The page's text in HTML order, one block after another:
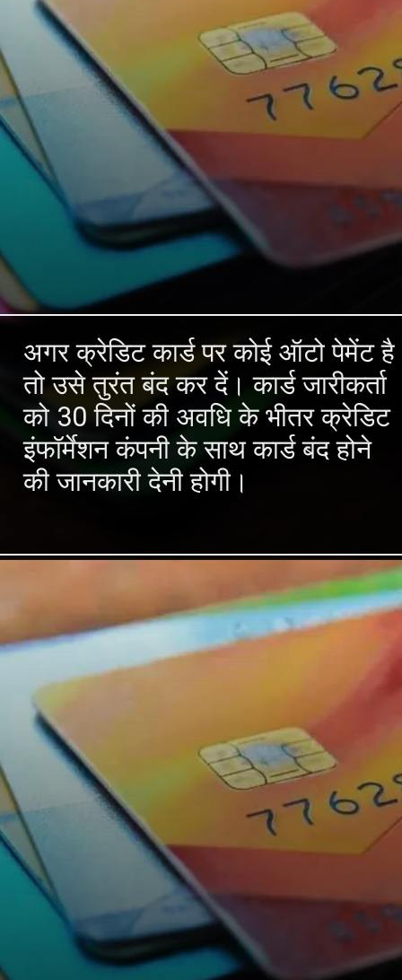
अगर क्रेडिट कार्ड पर कोई ऑटो पेमेंट है
तो उसे तुरंत बंद कर दें। कार्ड जारीकर्ता
को 30 दिनों की अवधि के भीतर क्रेडिट
इंफॉर्मेशन कंपनी के साथ कार्ड बंद होने
की जानकारी देनी होगी।